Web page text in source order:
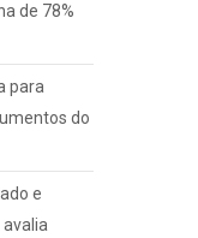
de 78%
para
do
e